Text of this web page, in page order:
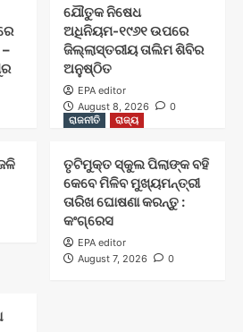
ଯୌତୁକ ନିଷେଧ
ଅଧିନିୟମ-୧୯୬୧ ଉପରେ
ଜିଲ୍ଲାସ୍ତରୀୟ ତାଲିମ ଶିବିର
ଅନୁଷ୍ଠିତ
EPA editor
August 8, 2026
0
ରାଜନୀତି ରାଜ୍ୟ
ତୃଟିମୁକ୍ତ ସ୍କୁଲ ପିଲାଙ୍କ ବହି
କେବେ ମିଳିବ ମୁଖ୍ୟମନ୍ତ୍ରୀ
ତାରିଖ ଘୋଷଣା କରନ୍ତୁ :
କଂଗ୍ରେସ
EPA editor
August 7, 2026
0